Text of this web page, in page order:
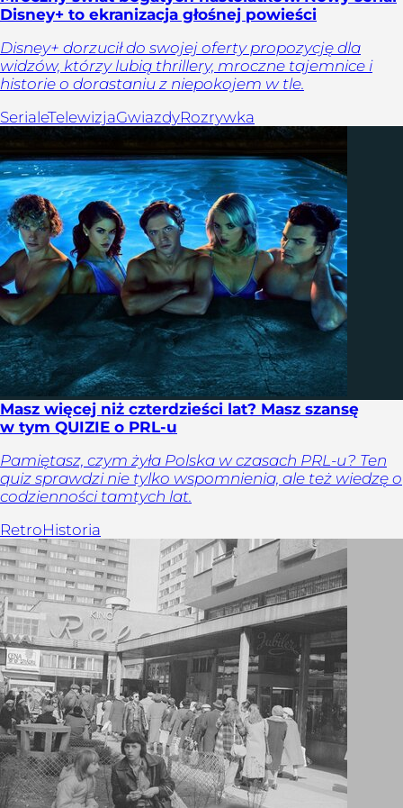
Disney+ to ekranizacja głośnej powieści
Disney+ dorzucił do swojej oferty propozycję dla
widzów, którzy lubią thrillery, mroczne tajemnice i
historie o dorastaniu z niepokojem w tle.
SerialeTelewizjaGwiazdyRozrywka
Masz więcej niż czterdzieści lat? Masz szansę
w tym QUIZIE o PRL-u
Pamiętasz, czym żyła Polska w czasach PRL-u? Ten
quiz sprawdzi nie tylko wspomnienia, ale też wiedzę o
codzienności tamtych lat.
RetroHistoria